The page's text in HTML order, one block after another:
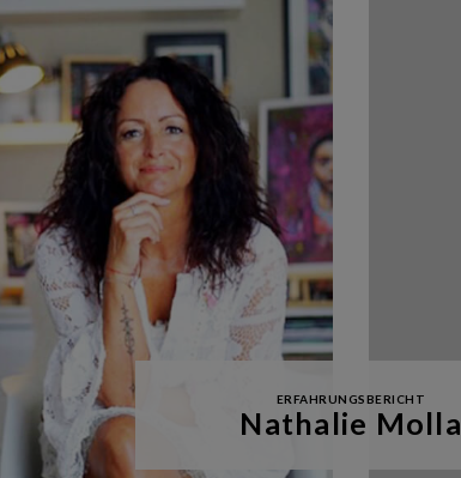
ERFAHRUNGSBERICHT
Nathalie Molla